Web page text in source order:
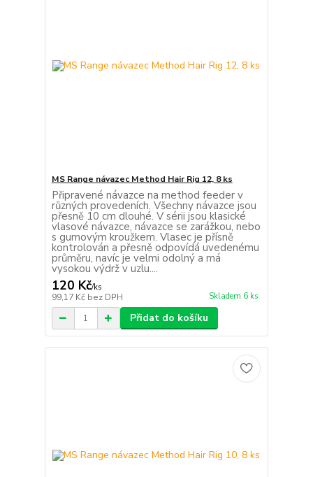
MS Range návazec Method Hair Rig 12, 8 ks
Připravené návazce na method feeder v
různých provedeních. Všechny návazce jsou
přesně 10 cm dlouhé. V sérii jsou klasické
vlasové návazce, návazce se zarážkou, nebo
s gumovým kroužkem. Vlasec je přísně
kontrolován a přesně odpovídá uvedenému
průměru, navíc je velmi odolný a má
vysokou výdrž v uzlu....
120 Kč/ks
99,17 Kč bez DPH Skladem 6 ks
Přidat do košíku